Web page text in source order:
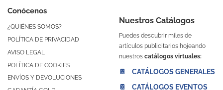
Conócenos
¿QUIÉNES SOMOS?
POLÍTICA DE PRIVACIDAD
AVISO LEGAL
POLÍTICA DE COOKIES
ENVÍOS Y DEVOLUCIONES
Nuestros Catálogos
Puedes descubrir miles de
artículos publicitarios hojeando
nuestros catálogos virtuales:
📔 CATÁLOGOS GENERALES
📔 CATÁLOGOS EVENTOS